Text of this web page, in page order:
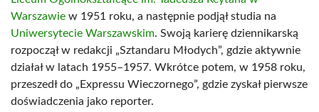
Warszawie w 1951 roku, a następnie podjął studia na
Uniwersytecie Warszawskim. Swoją karierę dziennikarską
rozpoczął w redakcji „Sztandaru Młodych”, gdzie aktywnie
działał w latach 1955–1957. Wkrótce potem, w 1958 roku,
przeszedł do „Expressu Wieczornego”, gdzie zyskał pierwsze
doświadczenia jako reporter.